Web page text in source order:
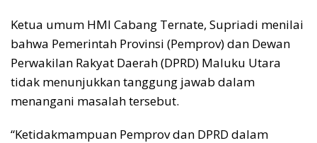
Ketua umum HMI Cabang Ternate, Supriadi menilai
bahwa Pemerintah Provinsi (Pemprov) dan Dewan
Perwakilan Rakyat Daerah (DPRD) Maluku Utara
tidak menunjukkan tanggung jawab dalam
menangani masalah tersebut.
“Ketidakmampuan Pemprov dan DPRD dalam